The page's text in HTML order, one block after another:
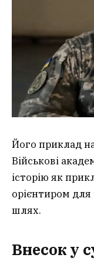
Його приклад
Військові
історію як
орієнтиром для
шлях.
Внесок у